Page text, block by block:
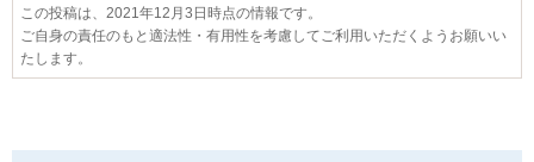
この投稿は、2021年12月3日時点の情報です。
ご自身の責任のもと適法性・有用性を考慮してご利用いただくようお願いい
たします。